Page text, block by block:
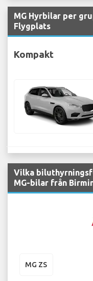
MG Hyrbilar per
Flygplats
Kompakt
Vilka
MG-bilar från
MG ZS